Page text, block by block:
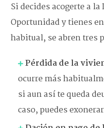
Si decides acogerte a la
Oportunidad y tienes
habitual, se abren tres
Pérdida de la
ocurre más
si aun así te queda
caso, puedes